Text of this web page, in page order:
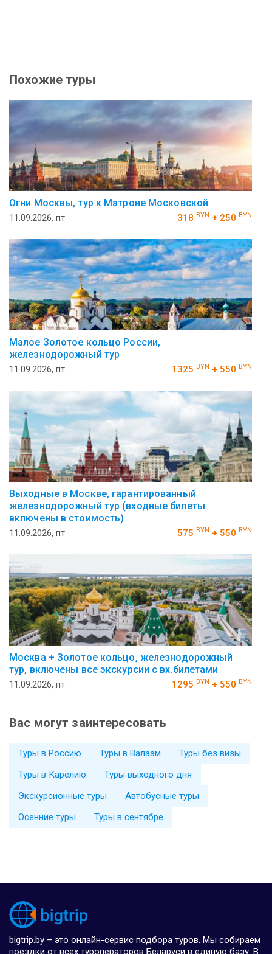
Похожие туры
Огни Москвы, тур к Матроне Московской
11.09.2026, пт 318 BYN + 250 BYN
Малое Золотое кольцо России,
железнодорожный тур
11.09.2026, пт 1325 BYN + 550 BYN
Выходные в Москве, гарантированный
железнодорожный тур (входные билеты
включены в стоимость)
11.09.2026, пт 575 BYN + 550 BYN
Москва + Золотое кольцо, железнодорожный
тур, включены все экскурсии с вх.билетами
11.09.2026, пт 1295 BYN + 550 BYN
Вас могут заинтересовать
Туры в Россию Туры в Валаам
Туры без визы
Туры в Карелию
Туры выходного дня
Экскурсионные туры
Автобусные туры
Осенние туры
Туры в сентябре
bigtrip.by – это онлайн-сервис подбора туров. Мы собираем
поездки от всех туроператоров Беларуси в единую базу. В